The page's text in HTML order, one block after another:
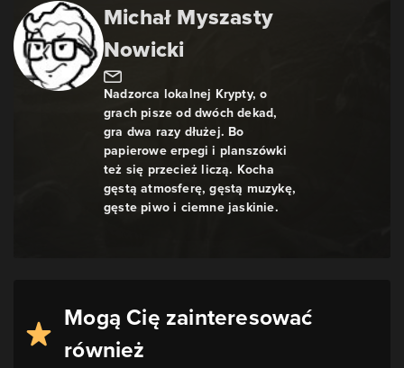
Michał Myszasty
Nowicki
Nadzorca lokalnej Krypty, o
grach pisze od dwóch dekad,
gra dwa razy dłużej. Bo
papierowe erpegi i planszówki
też się przecież liczą. Kocha
gęstą atmosferę, gęstą muzykę,
gęste piwo i ciemne jaskinie.
Mogą Cię zainteresować
również